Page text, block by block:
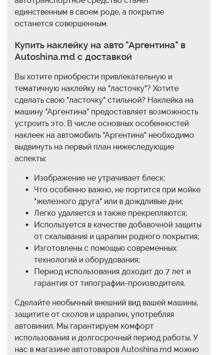
единственным в своем роде, а покрытие
останется совершенным.
Купить наклейку на авто "Аргентина" в
Autoshina.md с доставкой
Вы хотите приобрести привлекательную и
тематичную наклейку на "ласточку"? Хотите
сделать свою "ласточку" стильной? Наклейка на
машину "Аргентина" предоставляет возможность
устроить это. В числе основных особенностей
наклеек на автомобиль "Аргентина" необходимо
выдвинуть на первый план нижеследующие
аспекты:
Изображение не утрачивает блеск;
Что особенно важно, не портится при мойке
"железного друга" или в дождливые дни;
Легко удаляется и также прекрепляются;
Используется в качестве добавочной защиты
от скалывания и царапин родного покрытия;
Изготовлены с помощью современных
технологий и оборудования;
Период использования доходит до 7 лет и
гарантия от типографии-производителя.
Сделайте необычный внешний вид вашей машины,
защитите от сколов и царапин, употребляя
автовинил. Мы гарантируем комфорт
использования и долгосрочный период работы. У
нас в магазине автотоваров Autoshina.md можно